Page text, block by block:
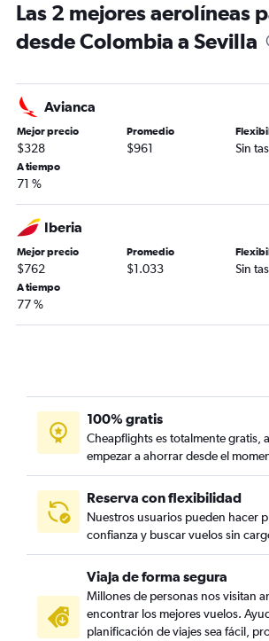
Las 2 mejores aerolíneas
desde Colombia a Sevilla
Avianca
Mejor precio
$328
Promedio
$961 Sin
A tiempo
71 %
Iberia
Mejor precio
$762
Promedio
$1.033 Sin
A tiempo
77 %
100% gratis
Cheapflights es totalmente gratis,
empezar a ahorrar desde el
Reserva con flexibilidad
Nuestros usuarios pueden hacer
confianza y buscar vuelos sin
Viaja de forma segura
Millones de personas nos visitan
encontrar los mejores vuelos.
planificación de viajes sea fácil,